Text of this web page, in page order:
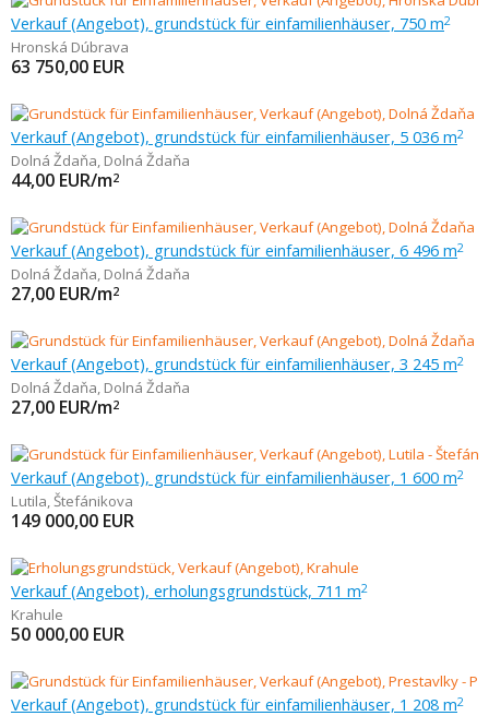
Verkauf (Angebot), grundstück für einfamilienhäuser, 750 m2
Hronská Dúbrava
63 750,00 EUR
Verkauf (Angebot), grundstück für einfamilienhäuser, 5 036 m2
Dolná Ždaňa, Dolná Ždaňa
44,00 EUR/m2
Verkauf (Angebot), grundstück für einfamilienhäuser, 6 496 m2
Dolná Ždaňa, Dolná Ždaňa
27,00 EUR/m2
Verkauf (Angebot), grundstück für einfamilienhäuser, 3 245 m2
Dolná Ždaňa, Dolná Ždaňa
27,00 EUR/m2
Verkauf (Angebot), grundstück für einfamilienhäuser, 1 600 m2
Lutila,Štefánikova
149 000,00 EUR
Verkauf (Angebot), erholungsgrundstück, 711 m2
Krahule
50 000,00 EUR
Verkauf (Angebot), grundstück für einfamilienhäuser, 1 208 m2